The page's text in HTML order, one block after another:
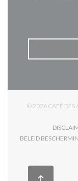
© 2026 CAFÉ DES
BELEID